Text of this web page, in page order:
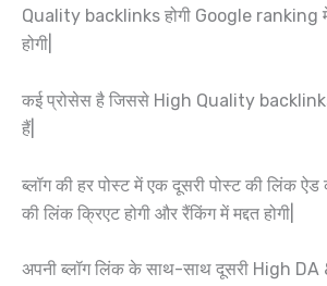
Quality backlinks होगी Google ranking
होगी|
कई प्रोसेस है जिससे High Quality
हैं|
ब्लॉग की हर पोस्ट में एक दूसरी पोस्ट की लिंक
की लिंक क्रिएट होगी और रैंकिंग में मद्दत होगी|
अपनी ब्लॉग लिंक के साथ-साथ दूसरी High DA